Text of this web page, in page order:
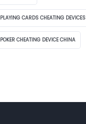
PLAYING CARDS CHEATING DEVICES
POKER CHEATING DEVICE CHINA